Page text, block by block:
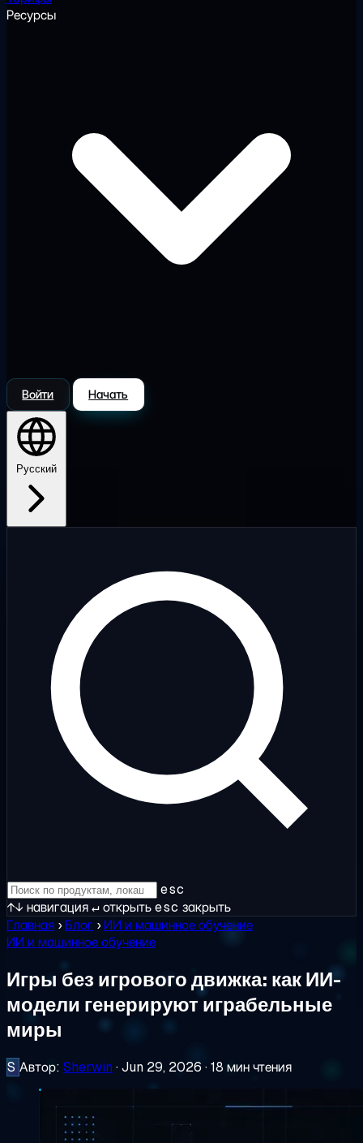
Ресурсы
Войти Начать
Русский
esc
↑↓ навигация↵открытьesc закрыть
Главная ›Блог ›ИИ и машинное обучение
ИИ и машинное обучение
Игры без игрового движка: как ИИ-
модели генерируют играбельные
миры
S Автор: Sherwin ·Jun 29, 2026 ·18 мин чтения